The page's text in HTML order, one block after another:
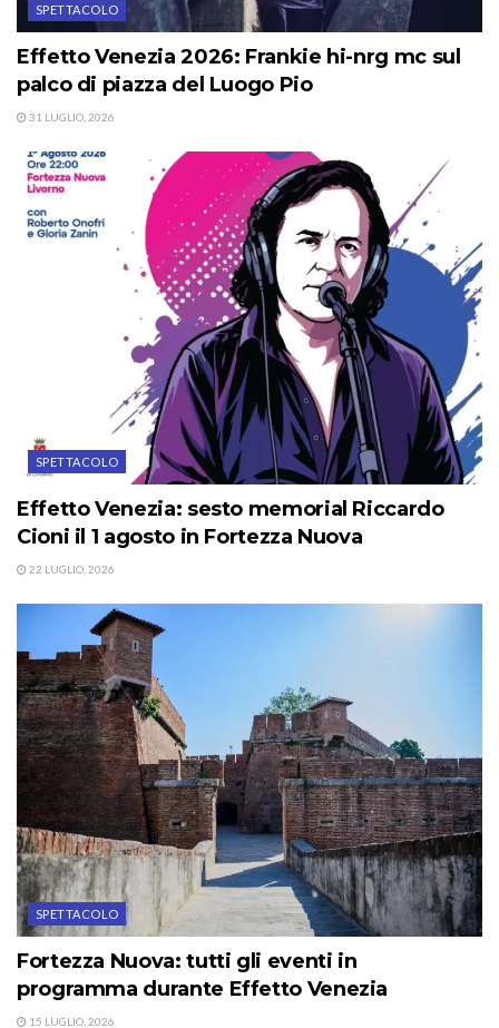
SPETTACOLO
Effetto Venezia 2026: Frankie hi-nrg mc sul
palco di piazza del Luogo Pio
31 LUGLIO, 2026
SPETTACOLO
Effetto Venezia: sesto memorial Riccardo
Cioni il 1 agosto in Fortezza Nuova
22 LUGLIO, 2026
SPETTACOLO
Fortezza Nuova: tutti gli eventi in
programma durante Effetto Venezia
15 LUGLIO, 2026